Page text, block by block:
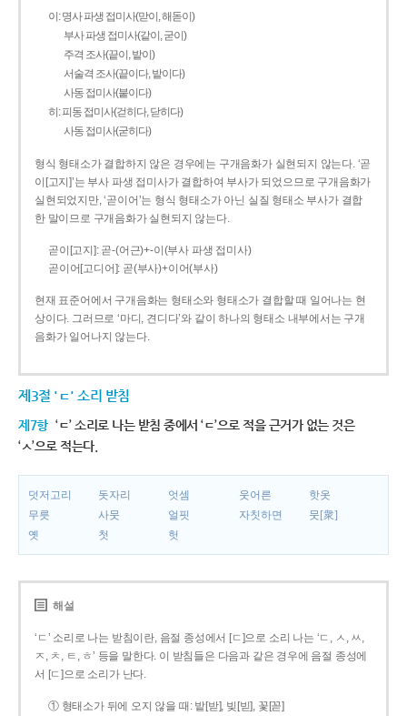
이: 명사 파생 접미사(맏이, 해돋이)
부사 파생 접미사(같이, 굳이)
주격 조사(끝이, 밭이)
서술격 조사(끝이다, 밭이다)
사동 접미사(붙이다)
히: 피동 접미사(걷히다, 닫히다)
사동 접미사(굳히다)
형식 형태소가 결합하지 않은 경우에는 구개음화가 실현되지 않는다. ‘곧
이[고지]’는 부사 파생 접미사가 결합하여 부사가 되었으므로 구개음화가
실현되었지만, ‘곧이어’는 형식 형태소가 아닌 실질 형태소 부사가 결합
한 말이므로 구개음화가 실현되지 않는다.
곧이[고지]: 곧-­(어근)+­-이(부사 파생 접미사)
곧이어[고디어]: 곧(부사)+이어(부사)
현재 표준어에서 구개음화는 형태소와 형태소가 결합할 때 일어나는 현
상이다. 그러므로 ‘마디, 견디다’와 같이 하나의 형태소 내부에서는 구개
음화가 일어나지 않는다.
제3절 'ㄷ' 소리 받침
제7항 ‘ㄷ’ 소리로 나는 받침 중에서 ‘ㄷ’으로 적을 근거가 없는 것은
‘ㅅ’으로 적는다.
덧저고리 돗자리 엇셈 웃어른
핫옷
무릇
사뭇 얼핏 자칫하면
뭇[衆]
옛
첫 헛
해설
‘ㄷ’ 소리로 나는 받침이란, 음절 종성에서 [ㄷ]으로 소리 나는 ‘ㄷ, ㅅ, ㅆ,
ㅈ, ㅊ, ㅌ, ㅎ’ 등을 말한다. 이 받침들은 다음과 같은 경우에 음절 종성에
서 [ㄷ]으로 소리가 난다.
① 형태소가 뒤에 오지 않을 때: 밭[받], 빚[빋], 꽃[꼳]